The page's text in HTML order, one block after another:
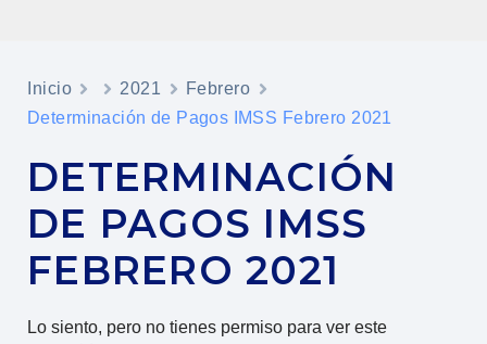
Inicio 2021
Febrero
Determinación de Pagos IMSS Febrero 2021
DETERMINACIÓN
DE PAGOS IMSS
FEBRERO 2021
Lo siento, pero no tienes permiso para ver este